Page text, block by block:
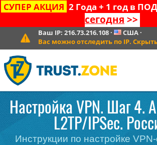
СУПЕР АКЦИЯ 2 Года + 1 год в
сегодня >>
Ваш IP: 216.73.216.108· США·
Вас можно отследить по IP.
Настройка VPN. Шаг 4.
L2TP/IPSec.
Инструкции по настройке